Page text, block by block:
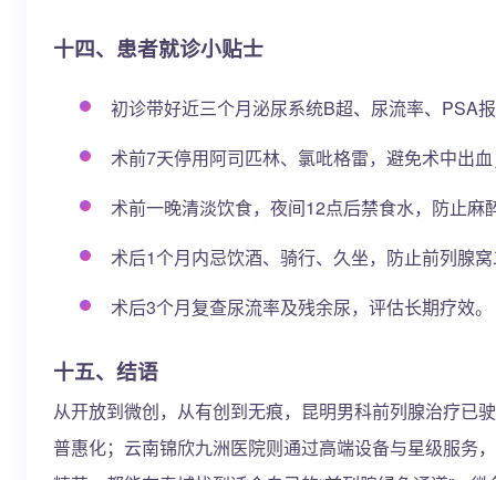
十四、患者就诊小贴士
初诊带好近三个月泌尿系统B超、尿流率、PSA
术前7天停用阿司匹林、氯吡格雷，避免术中出
术前一晚清淡饮食，夜间12点后禁食水，防止麻
术后1个月内忌饮酒、骑行、久坐，防止前列腺
术后3个月复查尿流率及残余尿，评估长期疗效。
十五、结语
从开放到微创，从有创到无痕，昆明男科前列腺治疗已
普惠化；云南锦欣九洲医院则通过高端设备与星级服务